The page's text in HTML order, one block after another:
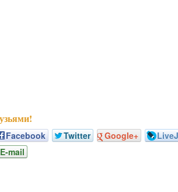
Facebook Twitter Google+
E-mail